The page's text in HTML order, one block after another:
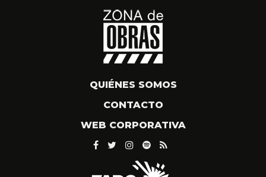
QUIÉNES SOMOS
CONTACTO
WEB CORPORATIVA